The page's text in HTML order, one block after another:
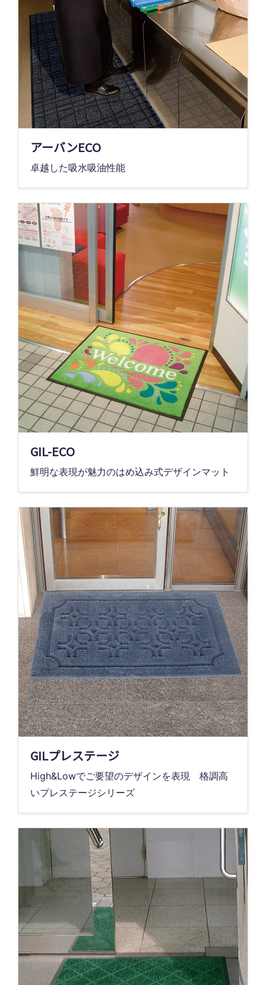
アーバンECO
卓越した吸水吸油性能
GIL-ECO
鮮明な表現が魅力のはめ込み式デザインマット
GILプレステージ
High&Lowでご要望のデザインを表現 格調高
いプレステージシリーズ